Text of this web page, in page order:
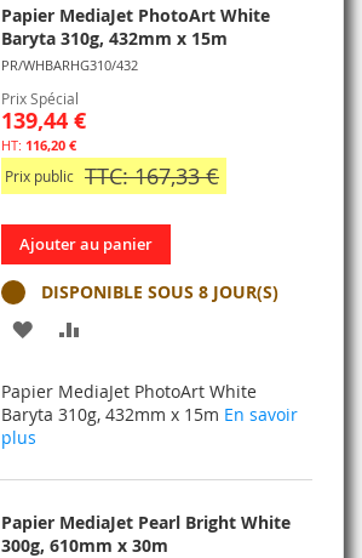
D’ENVIE
Papier MediaJet PhotoArt White
Baryta 310g, 432mm x 15m
PR/WHBARHG310/432
Prix Spécial
139,44 €
116,20 €
Prix public TTC: 167,33 €
Ajouter au panier
DISPONIBLE SOUS 8 JOUR(S)
AJOUTER
MA
COMPARATEUR
Papier MediaJet PhotoArt White
Baryta 310g, 432mm x 15m En savoir
plus
Papier MediaJet Pearl Bright White
300g, 610mm x 30m